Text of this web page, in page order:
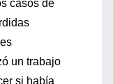
casos de
un trabajo
si había